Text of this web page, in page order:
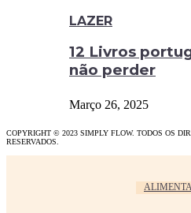
LAZER
12 Livros
não perder
Março 26, 2025
COPYRIGHT © 2023 SIMPLY FLOW. TODOS OS
RESERVADOS.